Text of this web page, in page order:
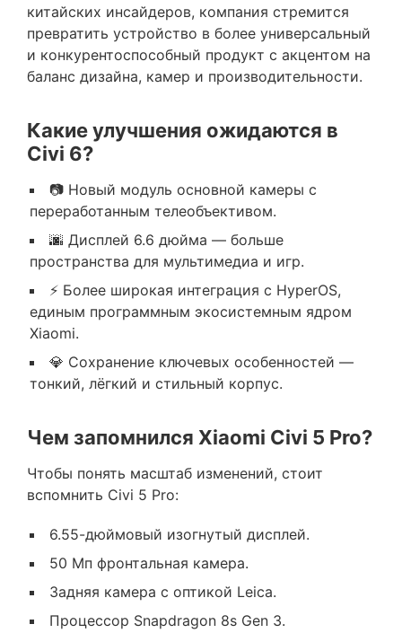
китайских инсайдеров, компания стремится
превратить устройство в более универсальный
и конкурентоспособный продукт с акцентом на
баланс дизайна, камер и производительности.
Какие улучшения ожидаются в
Civi 6?
📷 Новый модуль основной камеры с
переработанным телеобъективом.
🌆 Дисплей 6.6 дюйма — больше
пространства для мультимедиа и игр.
⚡ Более широкая интеграция с HyperOS,
единым программным экосистемным ядром
Xiaomi.
💎 Сохранение ключевых особенностей —
тонкий, лёгкий и стильный корпус.
Чем запомнился Xiaomi Civi 5 Pro?
Чтобы понять масштаб изменений, стоит
вспомнить Civi 5 Pro:
6.55-дюймовый изогнутый дисплей.
50 Мп фронтальная камера.
Задняя камера с оптикой Leica.
Процессор Snapdragon 8s Gen 3.